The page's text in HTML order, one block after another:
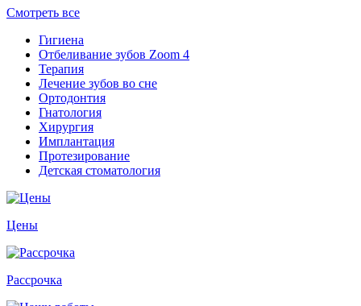
Смотреть все
Гигиена
Отбеливание зубов Zoom 4
Терапия
Лечение зубов во сне
Ортодонтия
Гнатология
Хирургия
Имплантация
Протезирование
Детская стоматология
Цены
Рассрочка